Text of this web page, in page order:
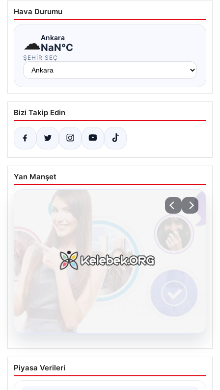
Hava Durumu
☁Ankara
NaN°C
ŞEHIR SEÇ
Bizi Takip Edin
Yan Manşet
Kelebek sohbet platformu İle Dijital
İletişimin Güvenli Adresi Ve Muhabbet
Piyasa Verileri